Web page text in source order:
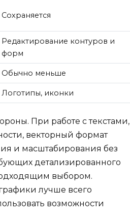
Сохраняется
Редактирование контуров и
форм
Обычно меньше
Логотипы, иконки
При работе с текстами,
векторный формат
и масштабирования без
детализированного
выбором.
лучше всего
возможности